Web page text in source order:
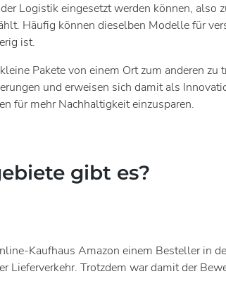
Logistik eingesetzt werden können, also
Häufig können dieselben Modelle für
ist.
Pakete von einem Ort zum anderen
und erweisen sich damit als
für mehr Nachhaltigkeit einzusparen.
gibt es?
Kaufhaus Amazon einem Besteller in
Lieferverkehr. Trotzdem war damit der